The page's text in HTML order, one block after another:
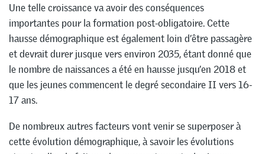
Une telle croissance va avoir des conséquences
importantes pour la formation post-obligatoire. Cette
hausse démographique est également loin d’être passagère
et devrait durer jusque vers environ 2035, étant donné que
le nombre de naissances a été en hausse jusqu’en 2018 et
que les jeunes commencent le degré secondaire II vers 16-
17 ans.
De nombreux autres facteurs vont venir se superposer à
cette évolution démographique, à savoir les évolutions